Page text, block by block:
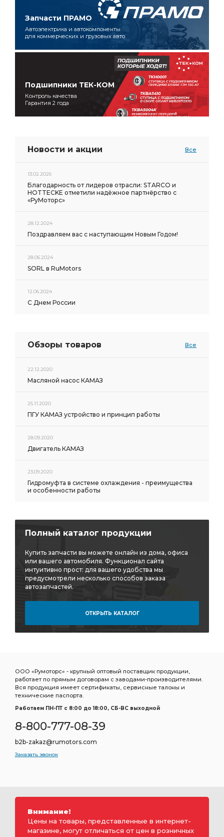
Запчасти ПРАМО
Автоэлектрика и автокомпоненты
для коммерческих и грузовых авто
Подшипники ТЕК-КОМ
Контроль качества
Гарантия 2 года
Новости и акции Все
13.02.2026
Благодарность от лидеров отрасли: STARCO и
HOTTECKE отметили надёжное партнёрство с
«РуМоторс»
28.12.2024
Поздравляем вас с наступающим Новым Годом!
28.06.2024
SORL в RuMotors
12.06.2024
С Днем России
Обзоры товаров Все
22.12.2020
Масляной насос КАМАЗ
25.11.2020
ПГУ КАМАЗ устройство и принцип работы
28.09.2020
Двигатель КАМАЗ
23.09.2020
Гидромуфта в системе охлаждения - преимущества
и особенности работы
Полный каталог продукции
Купить запчасти вы можете онлайн из дома, офиса
или вашего автомобиля. Функционал сайта
интуитивно прост: для вашего удобства мы
предусмотрели несколько способов заказа
автозапчастей.
ОТКРЫТЬ КАТАЛОГ
ООО «Румоторс» - крупный оптовый поставщик продукции,
работает по прямым договорам с заводами-производителями.
Вся продукция имеет сертификаты, сервисные талоны и
технические паспорта.
Работаем ПН-ПТ c 8:00 до 18:00, СБ-ВС выходной
8-800-777-08-39
b2b-zakaz@rumotors.com
Заказать звонок
Внимание!
Цены на товары, представленные в интернет-
магазине, могут отличаться от цен в розничных